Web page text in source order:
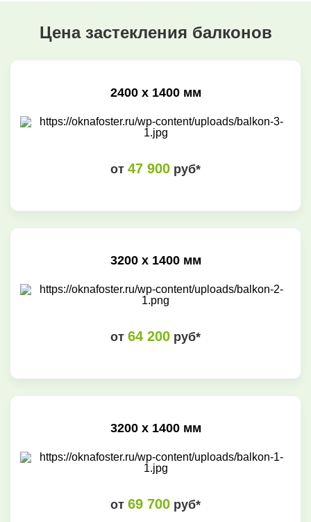
Цена застекления балконов
2400 х 1400 мм
от 47 900 руб*
3200 х 1400 мм
от 64 200 руб*
3200 х 1400 мм
от 69 700 руб*